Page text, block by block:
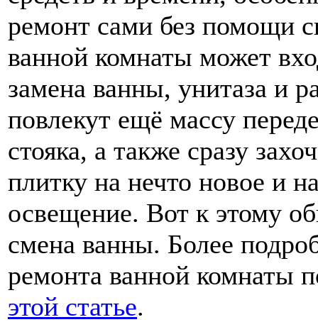
ремонт сами без помощи
ванной комнаты может
замена ванны, унитаза и
повлекут ещё массу
стояка, а также сразу
плитку на нечто новое и
освещение. Вот к этому
смена ванны. Более
ремонта ванной комнаты
этой статье.